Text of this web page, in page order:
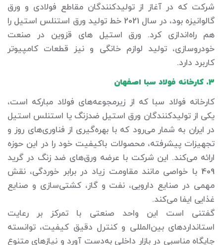
شرکت که در آغاز از تولیدکنندگان مقاطع فولادی و ورق
گالوانیزه بود، در سال 2021 خط تولید ورق استنلس استیل را
هم راه‌اندازی کرد. ورق استیل های قزوین در صنعت
خودروسازی، تولید لوازم خانگی و نیز قطعات کامپیوتر
کاربرد دارد.
3. کارخانه فولاد سبا اصفهان
کارخانه فولاد سبا که از زیرمجوعه‌های فولاد مبارکه است،
یکی از تولیدکنندگان ورق استیل ضدزنگ یا استنلس استیل
در ایران به شمار می‌رود که با بهره‌گیری از فناوری‌های روز و
تجهیزات پیشرفته، محصولات باکیفیت خود را در این حوزه
ارائه می‌کند. این شرکت با عرضه ورق‌های ضد زنگ در گرید
409 با خواصی مانند مقاومت زیاد در برابر خوردگی، نقش
مهمی در صنایع دارویی، نفت و گاز، کشتی‌سازی و صنایع
غذایی ایفا می‌کند.
گفتنی است این واحد صنعتی با تمرکز بر رعایت
استانداردهای بین‌المللی و کنترل دقیق کیفیت، توانسته
جایگاه مناسبی در بازار داخلی به‌دست آورد و نیازهای متنوع